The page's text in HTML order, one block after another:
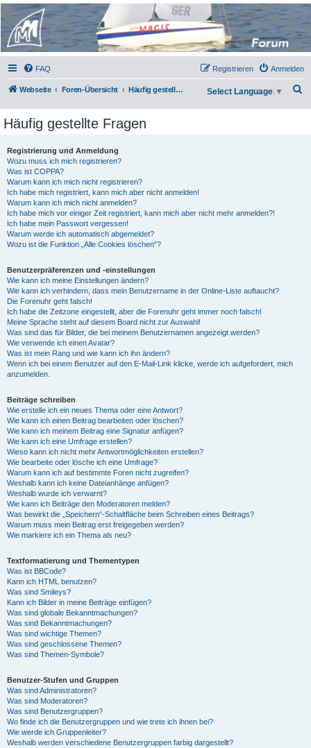
Micro Magic Forum
Deutschland
FAQ Anmelden
Registrieren
Webseite Foren-Übersicht Häufig gestellte Fragen Select Language ▼
Häufig gestellte Fragen
Registrierung und Anmeldung
Wozu muss ich mich registrieren?
Was ist COPPA?
Warum kann ich mich nicht registrieren?
Ich habe mich registriert, kann mich aber nicht anmelden!
Warum kann ich mich nicht anmelden?
Ich habe mich vor einiger Zeit registriert, kann mich aber nicht mehr anmelden?!
Ich habe mein Passwort vergessen!
Warum werde ich automatisch abgemeldet?
Wozu ist die Funktion „Alle Cookies löschen“?
Benutzerpräferenzen und -einstellungen
Wie kann ich meine Einstellungen ändern?
Wie kann ich verhindern, dass mein Benutzername in der Online-Liste auftaucht?
Die Forenuhr geht falsch!
Ich habe die Zeitzone eingestellt, aber die Forenuhr geht immer noch falsch!
Meine Sprache steht auf diesem Board nicht zur Auswahl!
Was sind das für Bilder, die bei meinem Benutzernamen angezeigt werden?
Wie verwende ich einen Avatar?
Was ist mein Rang und wie kann ich ihn ändern?
Wenn ich bei einem Benutzer auf den E-Mail-Link klicke, werde ich aufgefordert, mich
anzumelden.
Beiträge schreiben
Wie erstelle ich ein neues Thema oder eine Antwort?
Wie kann ich einen Beitrag bearbeiten oder löschen?
Wie kann ich meinem Beitrag eine Signatur anfügen?
Wie kann ich eine Umfrage erstellen?
Wieso kann ich nicht mehr Antwortmöglichkeiten erstellen?
Wie bearbeite oder lösche ich eine Umfrage?
Warum kann ich auf bestimmte Foren nicht zugreifen?
Weshalb kann ich keine Dateianhänge anfügen?
Weshalb wurde ich verwarnt?
Wie kann ich Beiträge den Moderatoren melden?
Was bewirkt die „Speichern“-Schaltfläche beim Schreiben eines Beitrags?
Warum muss mein Beitrag erst freigegeben werden?
Wie markiere ich ein Thema als neu?
Textformatierung und Thementypen
Was ist BBCode?
Kann ich HTML benutzen?
Was sind Smileys?
Kann ich Bilder in meine Beiträge einfügen?
Was sind globale Bekanntmachungen?
Was sind Bekanntmachungen?
Was sind wichtige Themen?
Was sind geschlossene Themen?
Was sind Themen-Symbole?
Benutzer-Stufen und Gruppen
Was sind Administratoren?
Was sind Moderatoren?
Was sind Benutzergruppen?
Wo finde ich die Benutzergruppen und wie trete ich ihnen bei?
Wie werde ich Gruppenleiter?
Weshalb werden verschiedene Benutzergruppen farbig dargestellt?